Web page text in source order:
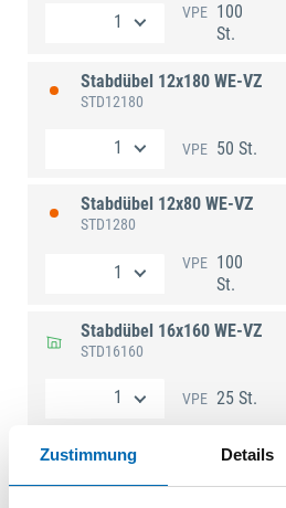
Zustimmung Details
VPE 100
St.
Stabdübel 12x180 WE-VZ
STD12180
VPE 50 St.
Stabdübel 12x80 WE-VZ
STD1280
VPE 100
St.
Stabdübel 16x160 WE-VZ
STD16160
VPE 25 St.
Stabdübel 16x180 WE-VZ